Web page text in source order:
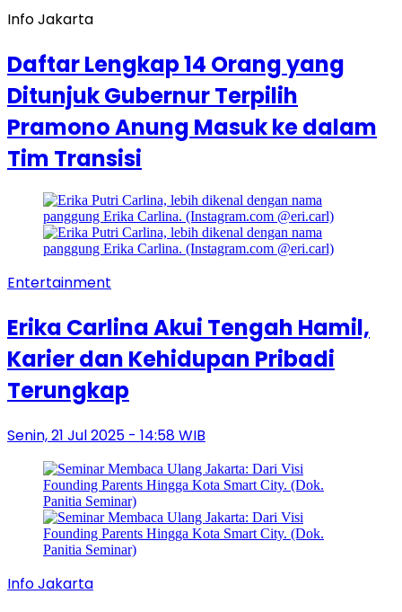
Info Jakarta
Daftar Lengkap 14 Orang yang
Ditunjuk Gubernur Terpilih
Pramono Anung Masuk ke dalam
Tim Transisi
Entertainment
Erika Carlina Akui Tengah Hamil,
Karier dan Kehidupan Pribadi
Terungkap
Senin, 21 Jul 2025 - 14:58 WIB
Info Jakarta